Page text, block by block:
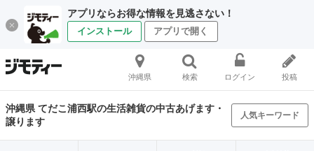
アプリならお得な情報を見逃さない！
インストール アプリで開く
沖縄県 検索 ログイン 投稿
沖縄県 てだこ浦西駅の生活雑貨の中古あげます・
譲ります
人気キーワード